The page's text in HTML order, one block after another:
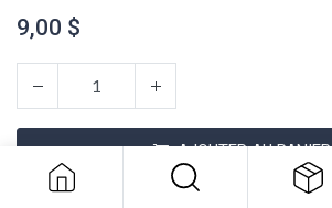
9,00 $
AJOUTER AU PANIER
Blade Fuse 40A/DSP